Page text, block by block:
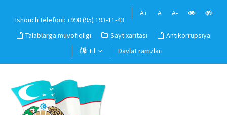
Ishonch telefoni: +998 (95) 193-11-43
A+ A A-
Talablarga muvofiqligi Sayt xaritasi
Antikorrupsiya
Til
Davlat ramzlari